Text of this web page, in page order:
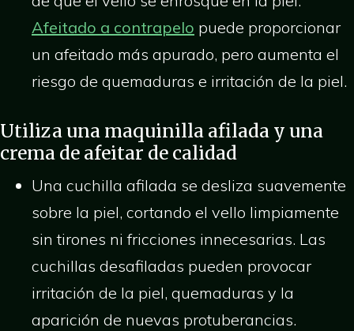
Afeitado a contrapelo puede proporcionar
un afeitado más apurado, pero aumenta el
riesgo de quemaduras e irritación de la piel.
Utiliza una maquinilla afilada y una
crema de afeitar de calidad
Una cuchilla afilada se desliza suavemente
sobre la piel, cortando el vello limpiamente
sin tirones ni fricciones innecesarias. Las
cuchillas desafiladas pueden provocar
irritación de la piel, quemaduras y la
aparición de nuevas protuberancias.